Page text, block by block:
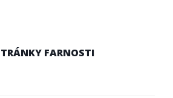
FARNOSTI